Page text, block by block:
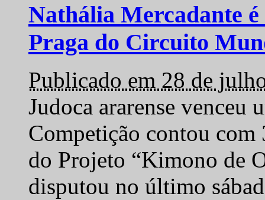
Nathália Mercadante
Praga do Circuito
Publicado em 28 de
Judoca ararense venceu
Competição contou com
do Projeto “Kimono de
disputou no último